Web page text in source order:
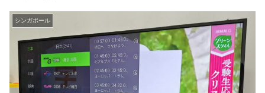
シンガポール